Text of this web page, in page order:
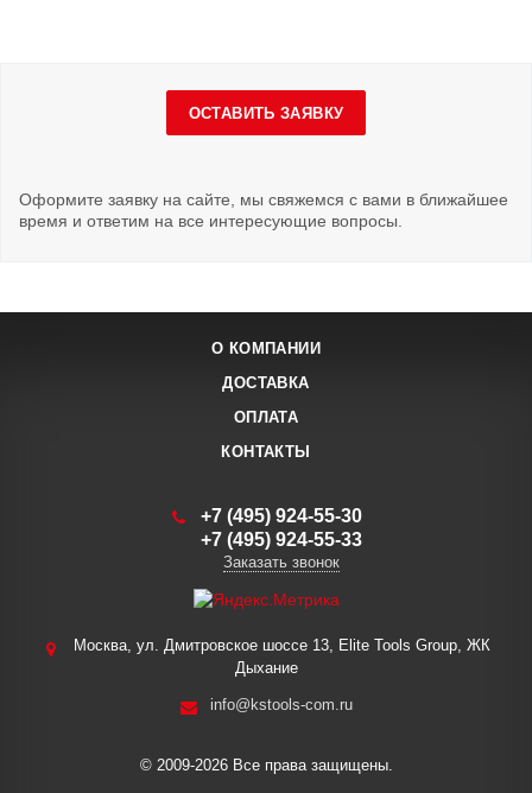
ОСТАВИТЬ ЗАЯВКУ
Оформите заявку на сайте, мы свяжемся с вами в ближайшее
время и ответим на все интересующие вопросы.
О КОМПАНИИ
ДОСТАВКА
ОПЛАТА
КОНТАКТЫ
+7 (495) 924-55-30
+7 (495) 924-55-33
Заказать звонок
Москва, ул. Дмитровское шоссе 13, Elite Tools Group, ЖК
Дыхание
info@kstools-com.ru
© 2009-2026 Все права защищены.